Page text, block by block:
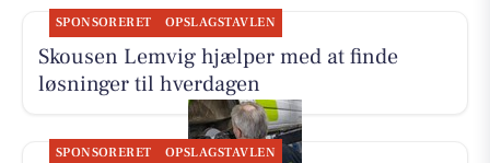
SPONSORERET OPSLAGSTAVLEN
Skousen Lemvig hjælper med at finde
løsninger til hverdagen
SPONSORERET OPSLAGSTAVLEN